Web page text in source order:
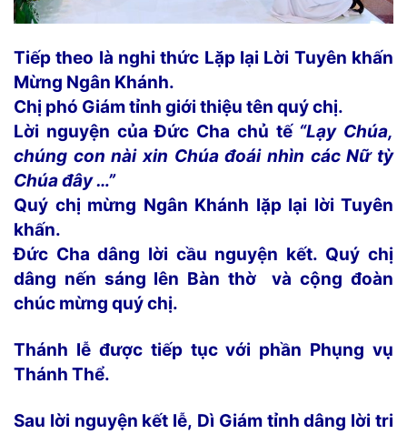
Tiếp theo là nghi thức Lặp lại Lời Tuyên khấn
Mừng Ngân Khánh.
Chị phó Giám tỉnh giới thiệu tên quý chị.
Lời nguyện của Đức Cha chủ tế“Lạy Chúa,
chúng con nài xin Chúa đoái nhìn các Nữ tỳ
Chúa đây …”
Quý chị mừng Ngân Khánh lặp lại lời Tuyên
khấn.
Đức Cha dâng lời cầu nguyện kết. Quý chị
dâng nến sáng lên Bàn thờ và cộng đoàn
chúc mừng quý chị.
Thánh lễ được tiếp tục với phần Phụng vụ
Thánh Thể.
Sau lời nguyện kết lễ, Dì Giám tỉnh dâng lời tri